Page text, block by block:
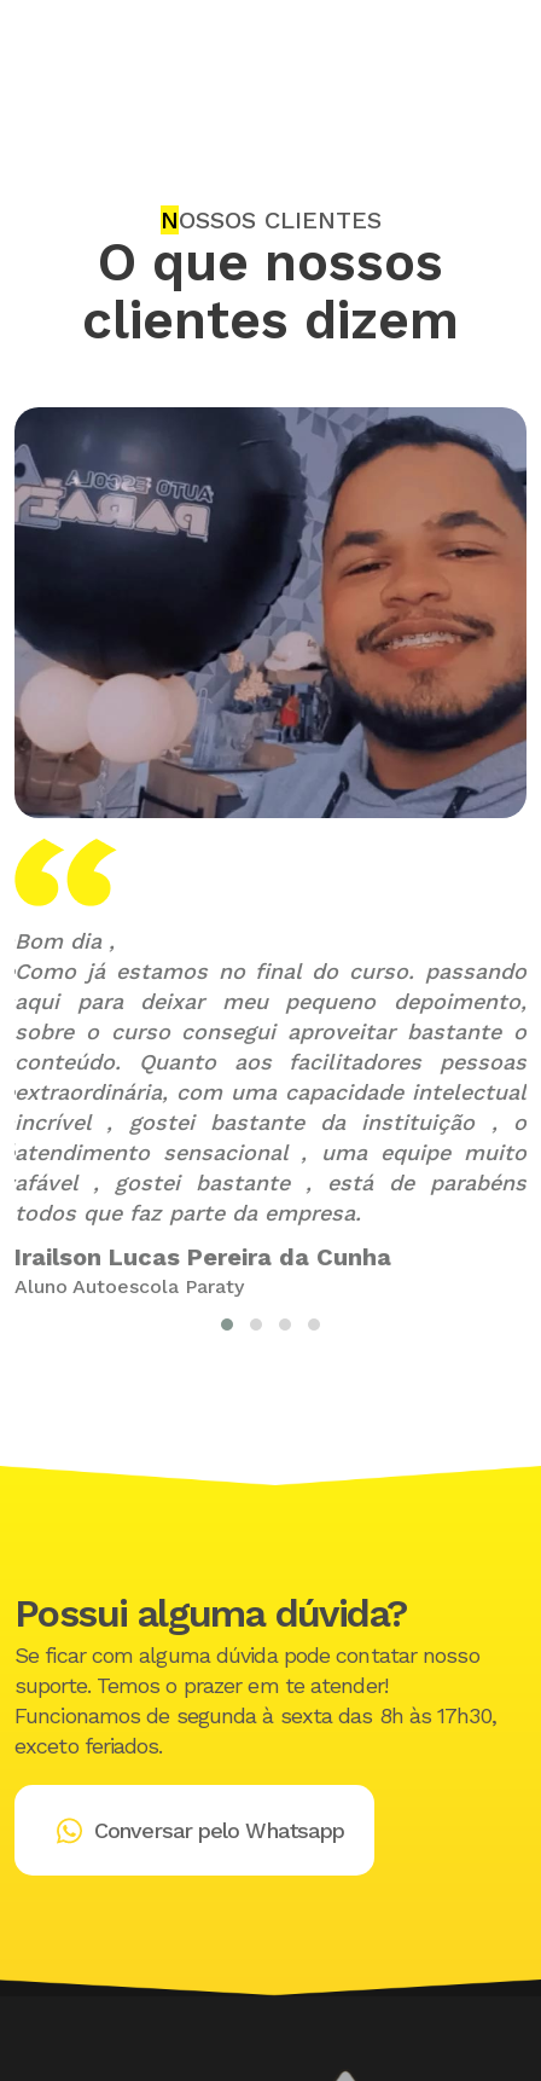
NOSSOS CLIENTES
O que nossos
clientes dizem
Bom dia ,
Como já estamos no final do curso. passando
aqui para deixar meu pequeno depoimento,
sobre o curso consegui aproveitar bastante o
conteúdo. Quanto aos facilitadores pessoas
extraordinária, com uma capacidade intelectual
incrível , gostei bastante da instituição , o
atendimento sensacional , uma equipe muito
afável , gostei bastante , está de parabéns
todos que faz parte da empresa.
Irailson Lucas Pereira da Cunha
Aluno Autoescola Paraty
Possui alguma dúvida?
Se ficar com alguma dúvida pode contatar nosso
suporte. Temos o prazer em te atender!
Funcionamos de segunda à sexta das 8h às 17h30,
exceto feriados.
Conversar pelo Whatsapp